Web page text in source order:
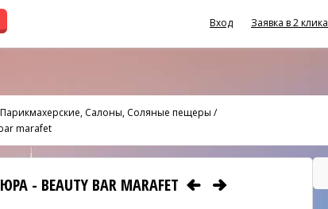
Вход Заявка в 2 клика
Парикмахерские, Салоны, Соляные пещеры /
marafet
- BEAUTY BAR MARAFET